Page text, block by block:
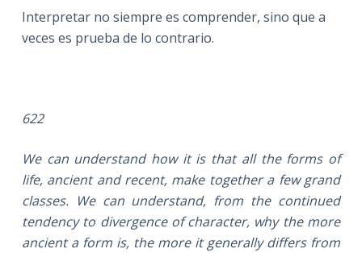
Interpretar no siempre es comprender, sino que a
veces es prueba de lo contrario.
622
We can understand how it is that all the forms of
life, ancient and recent, make together a few grand
classes. We can understand, from the continued
tendency to divergence of character, why the more
ancient a form is, the more it generally differs from